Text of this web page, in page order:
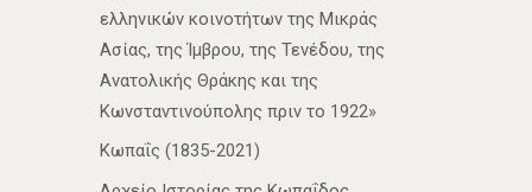
ελληνικών κοινοτήτων της Μικράς
Ασίας, της Ίμβρου, της Τενέδου, της
Ανατολικής Θράκης και της
Κωνσταντινούπολης πριν το 1922»
Κωπαΐς (1835-2021)